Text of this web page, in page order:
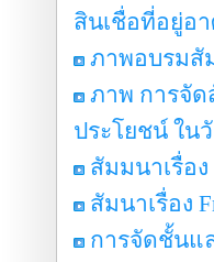
สินเชื่อที่อยู่อ
ภาพอบรมสั
ภาพ การจั
ประโยชน์ ใน
สัมมนาเรื่อง
สัมนาเรื่อง
การจัดชั้นแ